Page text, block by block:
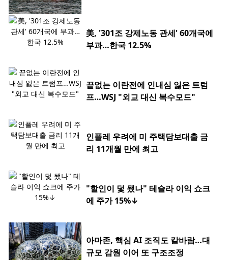
美, '301조 강제노동 관세' 60개국에
부과…한국 12.5%
끝없는 이란전에 인내심 잃은 트럼
프…WSJ "외교 대신 복수모드"
인플레 우려에 미 주택담보대출 금
리 11개월 만에 최고
"할인이 덫 됐나" 테슬라 이익 쇼크
에 주가 15%↓
아마존, 핵심 AI 조직도 칼바람…대
규모 감원 이어 또 구조조정